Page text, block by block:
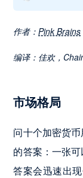
作者：Pink Brains
编译：佳欢，
市场格局
问十个加密货
的答案：一张
答案会迅速出